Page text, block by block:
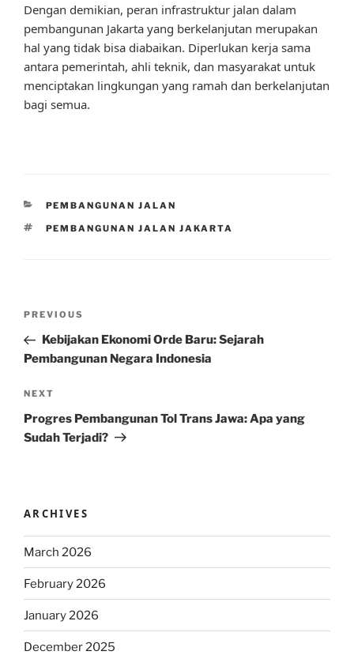
Dengan demikian, peran infrastruktur jalan dalam
pembangunan Jakarta yang berkelanjutan merupakan
hal yang tidak bisa diabaikan. Diperlukan kerja sama
antara pemerintah, ahli teknik, dan masyarakat untuk
menciptakan lingkungan yang ramah dan berkelanjutan
bagi semua.
CATEGORIES
PEMBANGUNAN JALAN
TAGS
PEMBANGUNAN JALAN JAKARTA
Previous
Post
PREVIOUS
Kebijakan Ekonomi Orde Baru: Sejarah
Pembangunan Negara Indonesia
Next
Post
NEXT
Progres Pembangunan Tol Trans Jawa: Apa yang
Sudah Terjadi?
ARCHIVES
March 2026
February 2026
January 2026
December 2025